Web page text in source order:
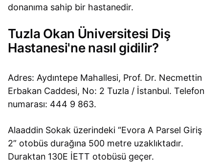
donanıma sahip bir hastanedir.
Tuzla Okan Üniversitesi Diş
Hastanesi'ne nasıl gidilir?
Adres: Aydıntepe Mahallesi, Prof. Dr. Necmettin
Erbakan Caddesi, No: 2 Tuzla / İstanbul. Telefon
numarası: 444 9 863.
Alaaddin Sokak üzerindeki “Evora A Parsel Giriş
2” otobüs durağına 500 metre uzaklıktadır.
Duraktan 130E İETT otobüsü geçer.